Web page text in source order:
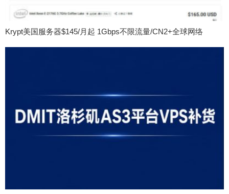
Krypt美国服务器$145/月起 1Gbps不限流量/CN2+全球网络